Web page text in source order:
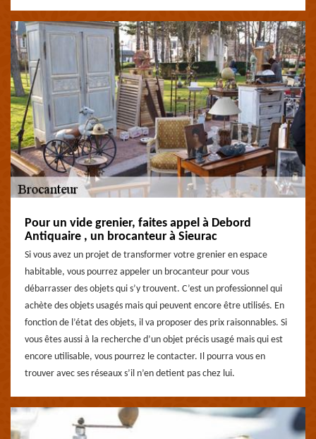
Pour un vide grenier, faites appel à Debord
Antiquaire , un brocanteur à Sieurac
Si vous avez un projet de transformer votre grenier en espace
habitable, vous pourrez appeler un brocanteur pour vous
débarrasser des objets qui s’y trouvent. C’est un professionnel qui
achète des objets usagés mais qui peuvent encore être utilisés. En
fonction de l’état des objets, il va proposer des prix raisonnables. Si
vous êtes aussi à la recherche d’un objet précis usagé mais qui est
encore utilisable, vous pourrez le contacter. Il pourra vous en
trouver avec ses réseaux s’il n’en detient pas chez lui.